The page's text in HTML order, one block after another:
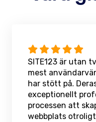
SITE123 är utan
mest
har stött på.
exceptionellt
processen att
webbplats